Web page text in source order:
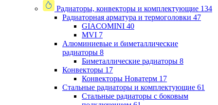
Радиаторы, конвекторы и комплектующие 134
Радиаторная арматура и термоголовки 47
GIACOMINI 40
MVI 7
Алюминиевые и биметаллические
радиаторы 8
Биметаллические радиаторы 8
Конвекторы 17
Конвекторы Новатерм 17
Стальные радиаторы и комплектующие 61
Стальные радиаторы с боковым